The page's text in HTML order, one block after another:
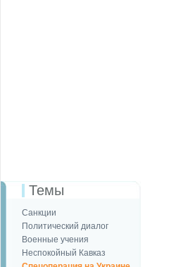
Темы
Санкции
Политический диалог
Военные учения
Неспокойный Кавказ